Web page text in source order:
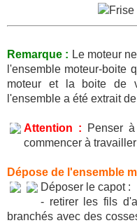
Remarque : Le moteur
l'ensemble moteur-boite
moteur et la boite de
l'ensemble a été extrait
Attention : Penser
commencer à
Dépose de l'ensemble
Déposer le capot :
- retirer les fils
branchés avec des